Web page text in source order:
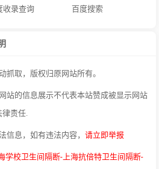
收录查询 百度搜索
抓取，版权归原网站所有。
站的信息展示不代表本站赞成被显示网站
责任.
信息，如有违法内容， 请立即举报
学校卫生间隔断-上海抗倍特卫生间隔断-